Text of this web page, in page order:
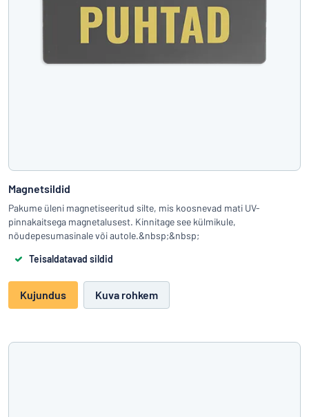
Magnetsildid
Pakume üleni magnetiseeritud silte, mis koosnevad mati UV-
pinnakaitsega magnetalusest. Kinnitage see külmikule,
nõudepesumasinale või autole.&nbsp;&nbsp;
Teisaldatavad sildid
Kujundus Kuva rohkem